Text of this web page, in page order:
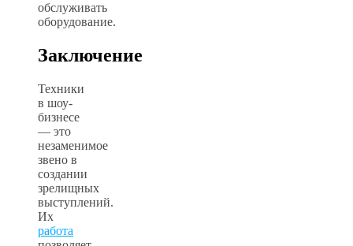
обслуживать
оборудование.
Заключение
Техники
в шоу-
бизнесе
— это
незаменимое
звено в
создании
зрелищных
выступлений.
Их
работа